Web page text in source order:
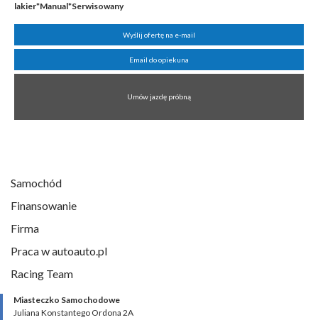
lakier*Manual*Serwisowany
Wyślij ofertę na e-mail
Email do opiekuna
Umów jazdę próbną
Samochód
Finansowanie
Firma
Praca w autoauto.pl
Racing Team
Miasteczko Samochodowe
Juliana Konstantego Ordona 2A